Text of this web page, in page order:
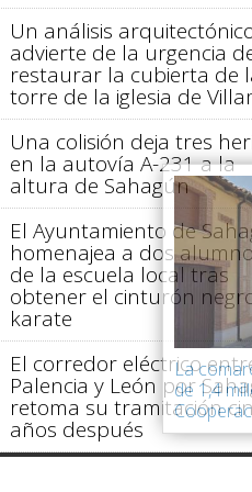
Un análisis
advierte de la urgencia
restaurar la cubierta de
torre de la iglesia de
Una colisión deja tres
en la autovía A-231 a la
altura de Sahagún
El Ayuntamiento de
homenajea a dos
de la escuela local tras
obtener el cinturón
karate
El corredor eléctrico
Palencia y León por
retoma su tramitación
años después
La
de 1,4